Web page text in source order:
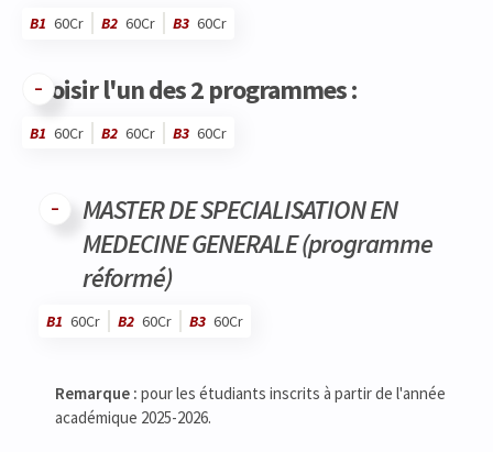
B1 60Cr B2 60Cr B3 60Cr
Choisir l'un des 2 programmes :
B1 60Cr B2 60Cr B3 60Cr
MASTER DE SPECIALISATION EN
MEDECINE GENERALE (programme
réformé)
B1 60Cr B2 60Cr B3 60Cr
Remarque : pour les étudiants inscrits à partir de l'année
académique 2025-2026.